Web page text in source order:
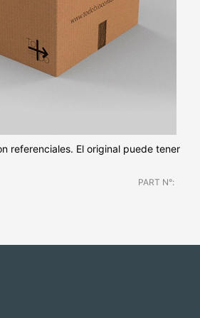
referenciales. El original puede tener
PART N°: